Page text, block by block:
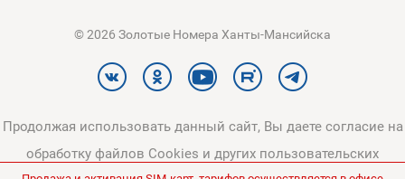
© 2026 Золотые Номера Ханты-Мансийска
Продолжая использовать данный сайт, Вы даете согласие на
обработку файлов Cookies и других пользовательских